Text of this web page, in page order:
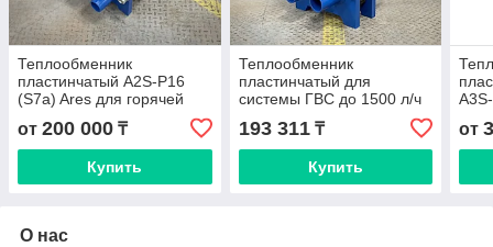
Теплообменник
пластинчатый A2S-P16
(S7a) Ares для горячей
от 200 000 ₸
Купить
Теплообменник
пластинчатый для
системы ГВС до 1500 л/ч
Ares A2S (Danfoss,
Sondex)
193 311₸
Купить
от
О нас